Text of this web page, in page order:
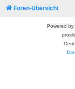
Foren-Übersicht
Powered by